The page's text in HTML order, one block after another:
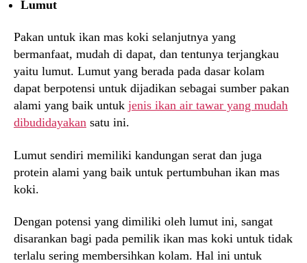
Lumut
Pakan untuk ikan mas koki selanjutnya yang
bermanfaat, mudah di dapat, dan tentunya terjangkau
yaitu lumut. Lumut yang berada pada dasar kolam
dapat berpotensi untuk dijadikan sebagai sumber pakan
alami yang baik untuk jenis ikan air tawar yang mudah
dibudidayakan satu ini.
Lumut sendiri memiliki kandungan serat dan juga
protein alami yang baik untuk pertumbuhan ikan mas
koki.
Dengan potensi yang dimiliki oleh lumut ini, sangat
disarankan bagi pada pemilik ikan mas koki untuk tidak
terlalu sering membersihkan kolam. Hal ini untuk